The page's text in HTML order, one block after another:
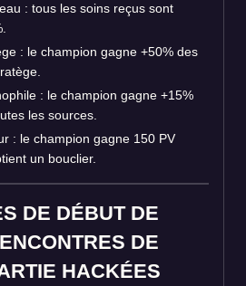
: tous les soins reçus sont
: le champion gagne +50% des
: le champion gagne +15%
les sources.
: le champion gagne 150 PV
un bouclier.
DE DÉBUT DE
DE
HACKÉES